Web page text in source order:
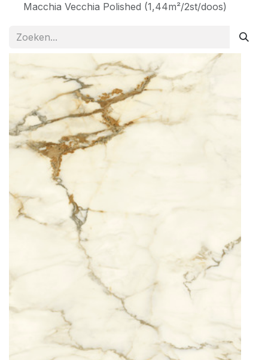
Macchia Vecchia Polished (1,44m²/2st/doos)